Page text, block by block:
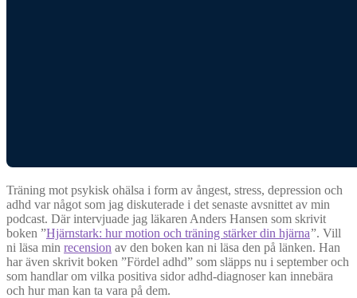
Träning mot psykisk ohälsa i form av ångest, stress, depression och
adhd var något som jag diskuterade i det senaste avsnittet av min
podcast. Där intervjuade jag läkaren Anders Hansen som skrivit
boken ”Hjärnstark: hur motion och träning stärker din hjärna”. Vill
ni läsa min recension av den boken kan ni läsa den på länken. Han
har även skrivit boken ”Fördel adhd” som släpps nu i september och
som handlar om vilka positiva sidor adhd-diagnoser kan innebära
och hur man kan ta vara på dem.